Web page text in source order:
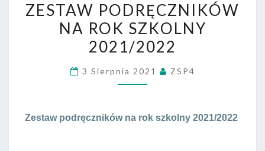
PODRĘCZNIKÓW
NA
ROK
2021/2022
ZESTAW PODRĘCZNIKÓW
NA ROK SZKOLNY
2021/2022
3 Sierpnia 2021 ZSP4
Zestaw podręczników na rok szkolny 2021/2022